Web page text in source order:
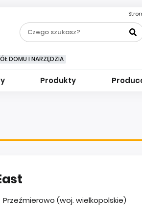
DOMU I NARZĘDZIA
Produkty
Przeźmierowo (woj. wielkopolskie)